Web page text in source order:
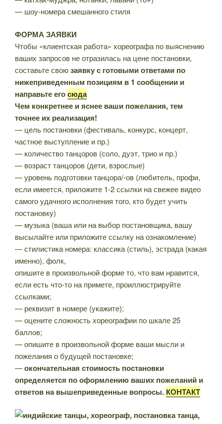
— шоу-номера смешанного стиля
ФОРМА ЗАЯВКИ
Чтобы «клиентская работа» хореографа по выяснению
ваших запросов не отразилась на цене постановки,
составьте своюзаявку с готовыми ответами по
нижеприведенным позициям в 1 сообщении и
направьте егосюда
Чем конкретнее и яснее ваши пожелания, тем
точнее их реализация!
— цель постановки (фестиваль, конкурс, концерт,
частное выступление и пр.)
— количество танцоров (соло, дуэт, трио и пр.)
— возраст танцоров (дети, взрослые)
— уровень подготовки танцора/-ов (любитель, профи,
если имеется, приложите 1-2 ссылки на свежее видео
самого удачного исполнения того, кто будет учить
постановку)
— музыка (ваша или на выбор постановщика, вашу
высылайте или приложите ссылку на ознакомление)
— стилистика номера: классика (стиль), эстрада (какая
именно), фолк,
опишите в произвольной форме то, что вам нравится,
если есть что-то на примете, проиллюстрируйте
ссылками;
— реквизит в номере (укажите);
— оцените сложность хореографии по шкале 25
баллов;
— опишите в произвольной форме ваши мысли и
пожелания о будущей постановке;
—окончательная стоимость постановки
определяется по оформлению ваших пожеланий и
ответов на вышеприведенные вопросы. КОНТАКТ